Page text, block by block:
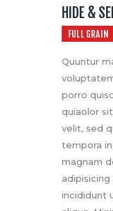
HIDE &
FULL GRAIN
Quuntur
porro
quiaolor
velit, sed
tempora
magnam
incididunt